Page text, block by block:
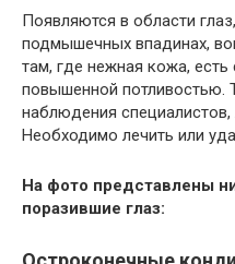
Появляются в области
подмышечных впадинах,
там, где нежная кожа, есть
повышенной потливостью.
наблюдения
Необходимо лечить или
На фото представлены
поразившие глаз: